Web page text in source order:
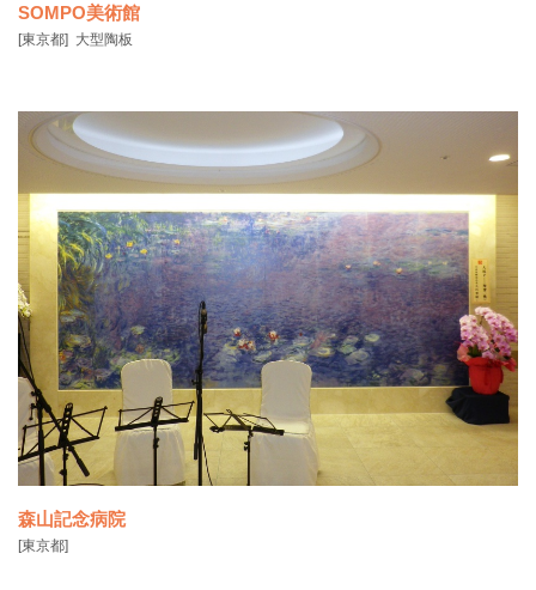
▶関連ニュース：​SOMPO美術館オープン｜触れるゴッホの「ヒマワ
リ」
SOMPO美術館
[東京都] 大型陶板
森山記念病院
[東京都]